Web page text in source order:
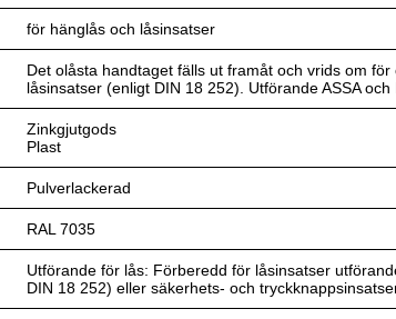
för hänglås och låsinsatser
Det olåsta handtaget fälls ut framåt och vrids om
låsinsatser (enligt DIN 18 252). Utförande ASSA
Zinkgjutgods
Plast
Pulverlackerad
RAL 7035
Utförande för lås: Förberedd för låsinsatser
DIN 18 252) eller säkerhets- och